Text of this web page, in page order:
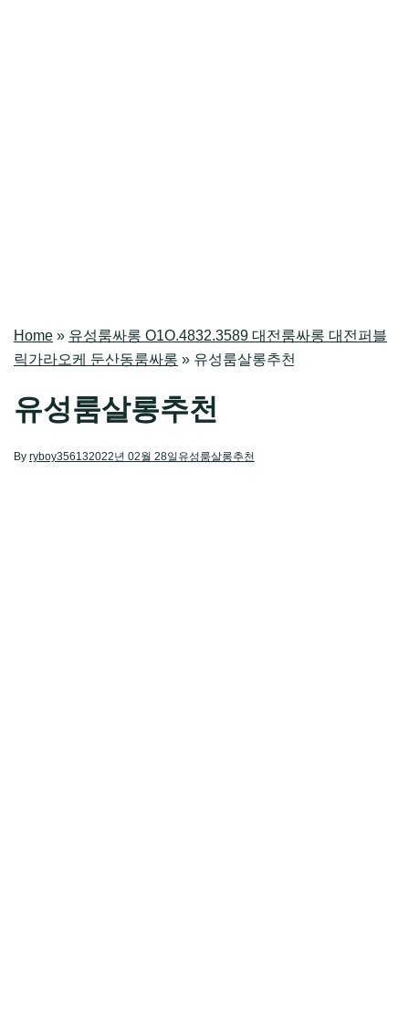
Home » 유성룸싸롱 O1O.4832.3589 대전룸싸롱 대전퍼블
릭가라오케 둔산동룸싸롱 » 유성룸살롱추천
유성룸살롱추천
By ryboy356132022년 02월 28일 유성룸살롱추천